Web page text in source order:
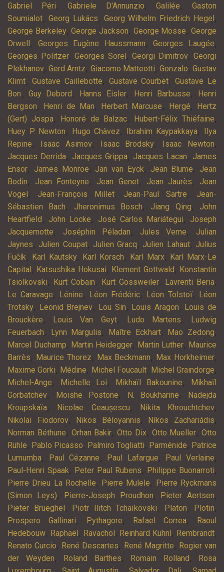
Gabriel Péri,Gabriele D'Annunzio,Galilée,Gaston
Soumialot, Georg Lukács, Georg Wilhelm Friedrich Hegel ,
George Berkeley,George Jackson, George Mosse,George
Orwell , Georges Eugène Haussmann,Georges Laugée,
Georges Politzer, Georges Sorel , Georgi Dimitrov, Georgi
Plekhanov,Gerd Arntz, Giacomo Matteotti, Gonzalo,Gustav
Klimt, Gustave Caillebotte, Gustave Courbet,Gustave Le
Bon, Guy Debord , Hanns Eisler, Henri Barbusse,
Henri
Bergson, Henri de Man, Herbert Marcuse, Hergé,
Hertz
(Gert) Jospa, Honoré de Balzac, Hubert-Félix Thiéfaine,
Huey P. Newton, Hugo Chàvez, Ibrahim Kaypakkaya,
Ilya
Repine, Isaac Asimov, Isaac Brodsky, Isaac Newton,
Jacques Derrida, Jacques Grippa, Jacques Lacan, James
Ensor, James Monroe, Jan van Eyck, Jean Blume, Jean
Bodin, Jean Fonteyne, Jean Genet, Jean Jaurès, Jean
Vogel , Jean-François Millet, Jean-Paul Sartre, Jean-
Sébastien Bach, Jheronimus Bosch, Jiang Qing, John
Heartfield , John Locke, José Carlos Mariátegui, Joseph
Jacquemotte, Joséphin Péladan, Jules Verne, Julian
Jaynes, Julien Coupat, Julien Gracq, Julien Lahaut, Julius
Fučík, Karl Kautsky, Karl Korsch, Karl Marx, Karl Marx-Le
Capital , Katsushika Hokusai, Klement Gottwald , Konstantin
Tsiolkovski, Kurt Cobain, Kurt Gossweiler, Lavrenti Beria,
Le Caravage, Lénine, Léon Frédéric, Léon Tolstoï,
Léon
Trotsky, Leonid Brejnev, Lou Sin, Louis Aragon, Louis de
Brouckère, Louis Van Geyt, Ludo Martens,
Ludwig
Feuerbach, Lynn Margulis, Maître Eckhart, Mao Zedong,
Marcel Duchamp, Martin Heidegger, Martin Luther, Maurice
Barrès, Maurice Thorez, Max Beckmann, Max Horkheimer,
Maxime Gorki, Médine, Michel Foucault, Michel Graindorge,
Michel-Ange, Michelle Loi, Mikhaïl Bakounine,
Mikhaïl
Gorbatchev, Moishe Postone, N. Boukharine,
Nadejda
Kroupskaïa, Nicolae Ceaușescu, Nikita Khrouchtchev,
Nikolaï Fiodorov, Nikos Béloyannis, Níkos Zachariádis,
Norman Béthune, Orhan Bakir, Otto Dix, Otto Mueller, Otto
Rühle, Pablo Picasso, Palmiro Togliatti, Parménide, Patrice
Lumumba, Paul Cézanne, Paul Lafargue, Paul Verlaine,
Paul-Henri Spaak, Peter Paul Rubens, Philippe Buonarroti,
Pierre Drieu La Rochelle, Pierre Mulele,
Pierre Ryckmans
(Simon Leys), Pierre-Joseph Proudhon, Pieter Aertsen,
Pieter Brueghel , Piotr Ilitch Tchaïkovski, Platon, Plotin,
Prospero Gallinari, Pythagore, Rafael Correa,
Raoul
Hedebouw, Raphaël , Ravachol , Reinhard Kühnl , Rembrandt,
Renato Curcio, René Descartes, René Magritte, Rogier van
der Weyden, Roland Barthes, Romain Rolland ,
Rosa